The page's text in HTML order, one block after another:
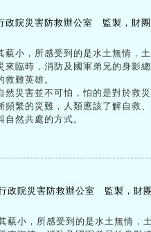
政院災害防救辦公室 監製，財
小，所感受到的是水土無情，
來臨時，消防及國軍弟兄的身影
難英雄。
然災害並不可怕，怕的是對於救
頻繁的災難，人類應該了解自救
然共處的方式。
政院災害防救辦公室 監製，財
藐小，所感受到的是水土無情，